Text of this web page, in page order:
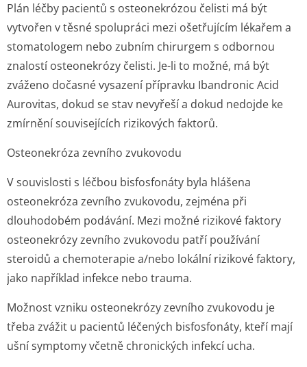
Plán léčby pacientů s osteonekrózou čelisti má být
vytvořen v těsné spolupráci mezi ošetřujícím lékařem a
stomatologem nebo zubním chirurgem s odbornou
znalostí osteonekrózy čelisti. Je-li to možné, má být
zváženo dočasné vysazení přípravku Ibandronic Acid
Aurovitas, dokud se stav nevyřeší a dokud nedojde ke
zmírnění souvisejících rizikových faktorů.
Osteonekróza zevního zvukovodu
V souvislosti s léčbou bisfosfonáty byla hlášena
osteonekróza zevního zvukovodu, zejména při
dlouhodobém podávání. Mezi možné rizikové faktory
osteonekrózy zevního zvukovodu patří používání
steroidů a chemoterapie a/nebo lokální rizikové faktory,
jako například infekce nebo trauma.
Možnost vzniku osteonekrózy zevního zvukovodu je
třeba zvážit u pacientů léčených bisfosfonáty, kteří mají
ušní symptomy včetně chronických infekcí ucha.